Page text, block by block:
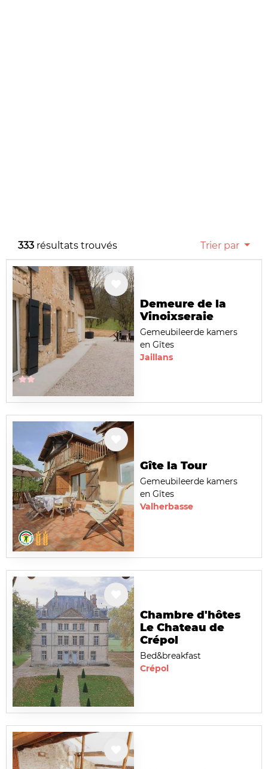
333 résultats trouvés Trier par
Demeure de la
Vinoixseraie
Gemeubileerde kamers
en Gîtes
Jaillans
Gîte la Tour
Gemeubileerde kamers
en Gîtes
Valherbasse
Chambre d'hôtes
Le Chateau de
Crépol
Bed&breakfast
Crépol